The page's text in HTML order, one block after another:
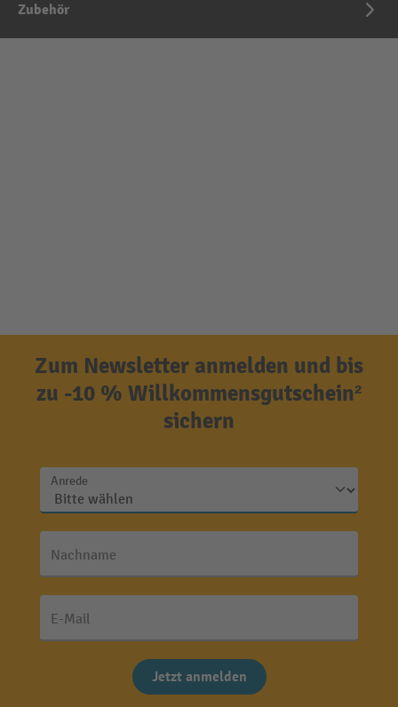
Zubehör
Zum Newsletter anmelden und bis
zu -10 % Willkommensgutschein²
sichern
Anrede
Nachname
E-Mail
Jetzt anmelden